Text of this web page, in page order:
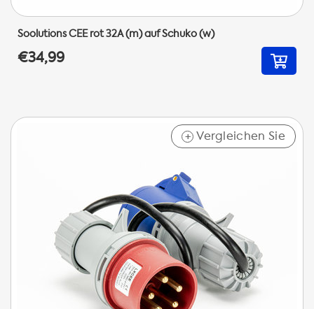
Soolutions CEE rot 32A (m) auf Schuko (w)
€34,99
+ Vergleichen Sie